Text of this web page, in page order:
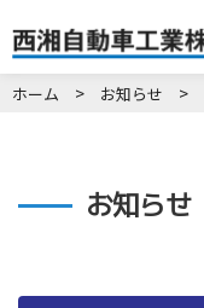
ホーム > お知らせ >
お知らせ